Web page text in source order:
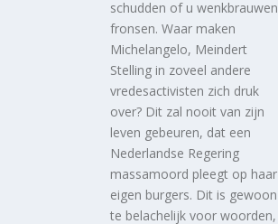
schudden of u wenkbrauwen
fronsen. Waar maken
Michelangelo, Meindert
Stelling in zoveel andere
vredesactivisten zich druk
over? Dit zal nooit van zijn
leven gebeuren, dat een
Nederlandse Regering
massamoord pleegt op haar
eigen burgers. Dit is gewoon
te belachelijk voor woorden,